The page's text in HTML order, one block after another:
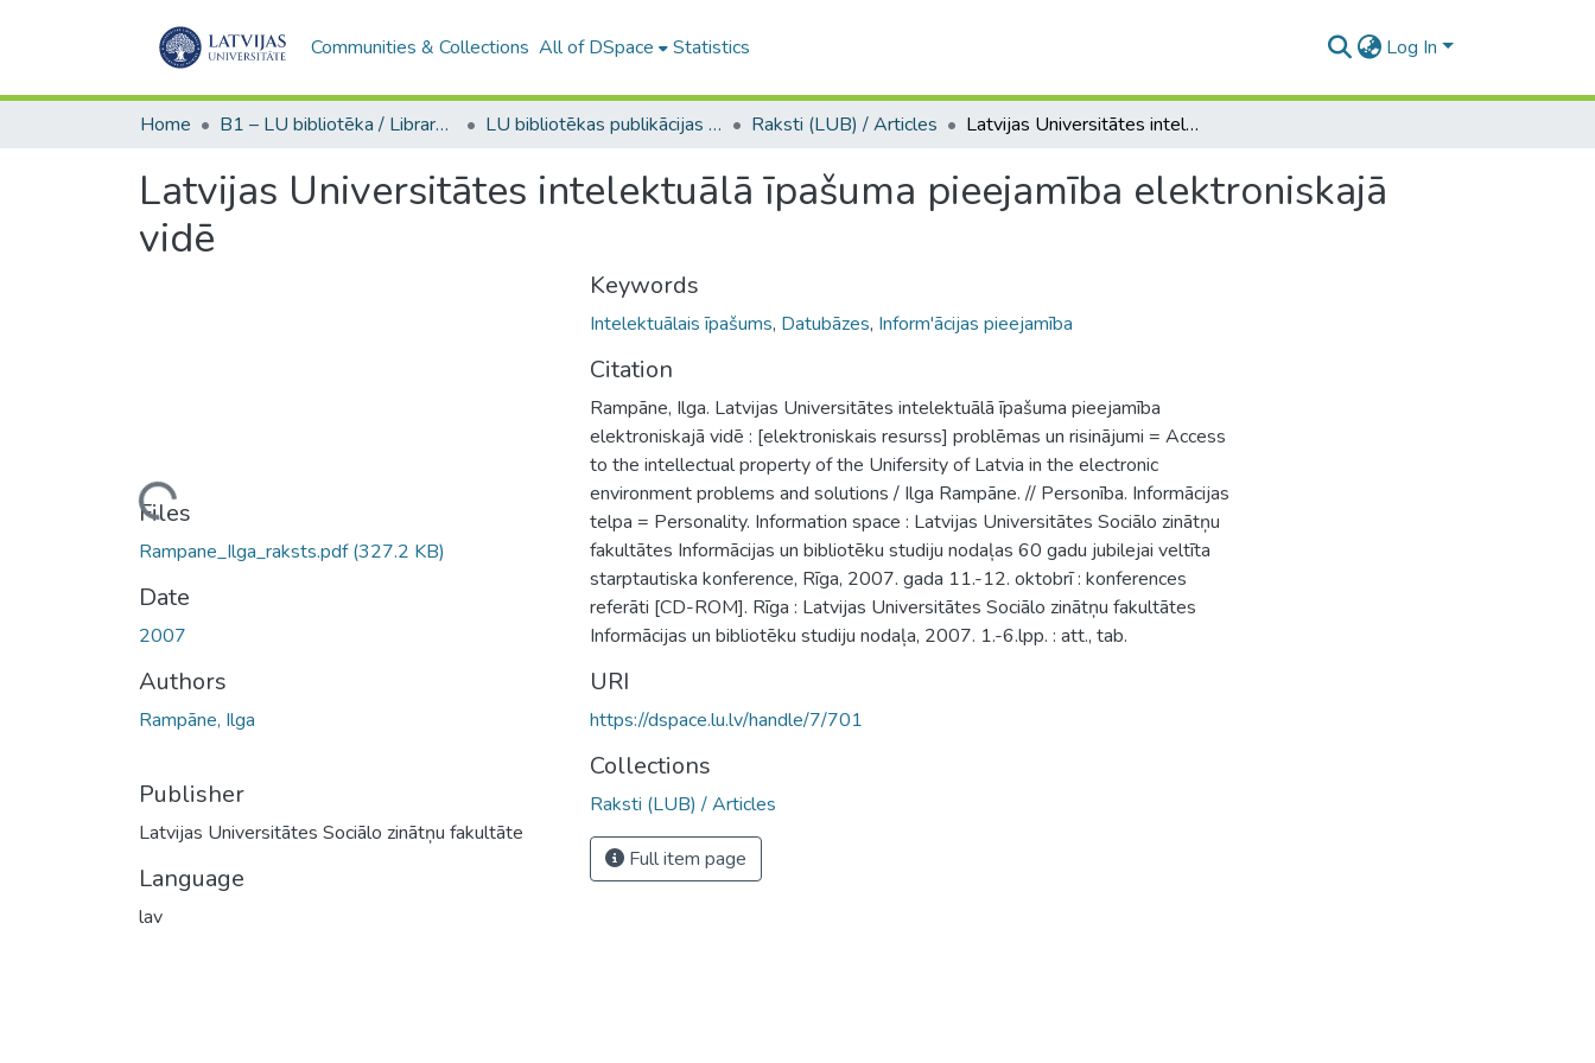
Communities & Collections All of DSpace Statistics Log In
Home B1 – LU bibliotēka / Library of the UL LU bibliotēkas publikācijas / Publications of the University Library Raksti (LUB) / Articles Latvijas Universitātes intelektuālā īpašuma pieejamība elektroniskajā vidē
Latvijas Universitātes intelektuālā īpašuma pieejamība elektroniskajā
vidē
Loading...
Files
Rampane_Ilga_raksts.pdf(327.2 KB)
Date
2007
Authors
Rampāne, Ilga
Publisher
Latvijas Universitātes Sociālo zinātņu fakultāte
Language
lav
Keywords
Intelektuālais īpašums, Datubāzes, Inform'ācijas pieejamība
Citation
Rampāne, Ilga. Latvijas Universitātes intelektuālā īpašuma pieejamība
elektroniskajā vidē : [elektroniskais resurss] problēmas un risinājumi = Access
to the intellectual property of the Unifersity of Latvia in the electronic
environment problems and solutions / Ilga Rampāne. // Personība. Informācijas
telpa = Personality. Information space : Latvijas Universitātes Sociālo zinātņu
fakultātes Informācijas un bibliotēku studiju nodaļas 60 gadu jubilejai veltīta
starptautiska konference, Rīga, 2007. gada 11.-12. oktobrī : konferences
referāti [CD-ROM]. Rīga : Latvijas Universitātes Sociālo zinātņu fakultātes
Informācijas un bibliotēku studiju nodaļa, 2007. 1.-6.lpp. : att., tab.
URI
https://dspace.lu.lv/handle/7/701
Collections
Raksti (LUB) / Articles
Full item page